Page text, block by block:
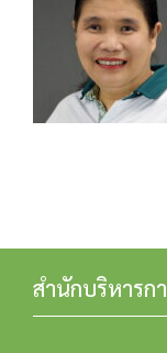
สำนักบริหารก